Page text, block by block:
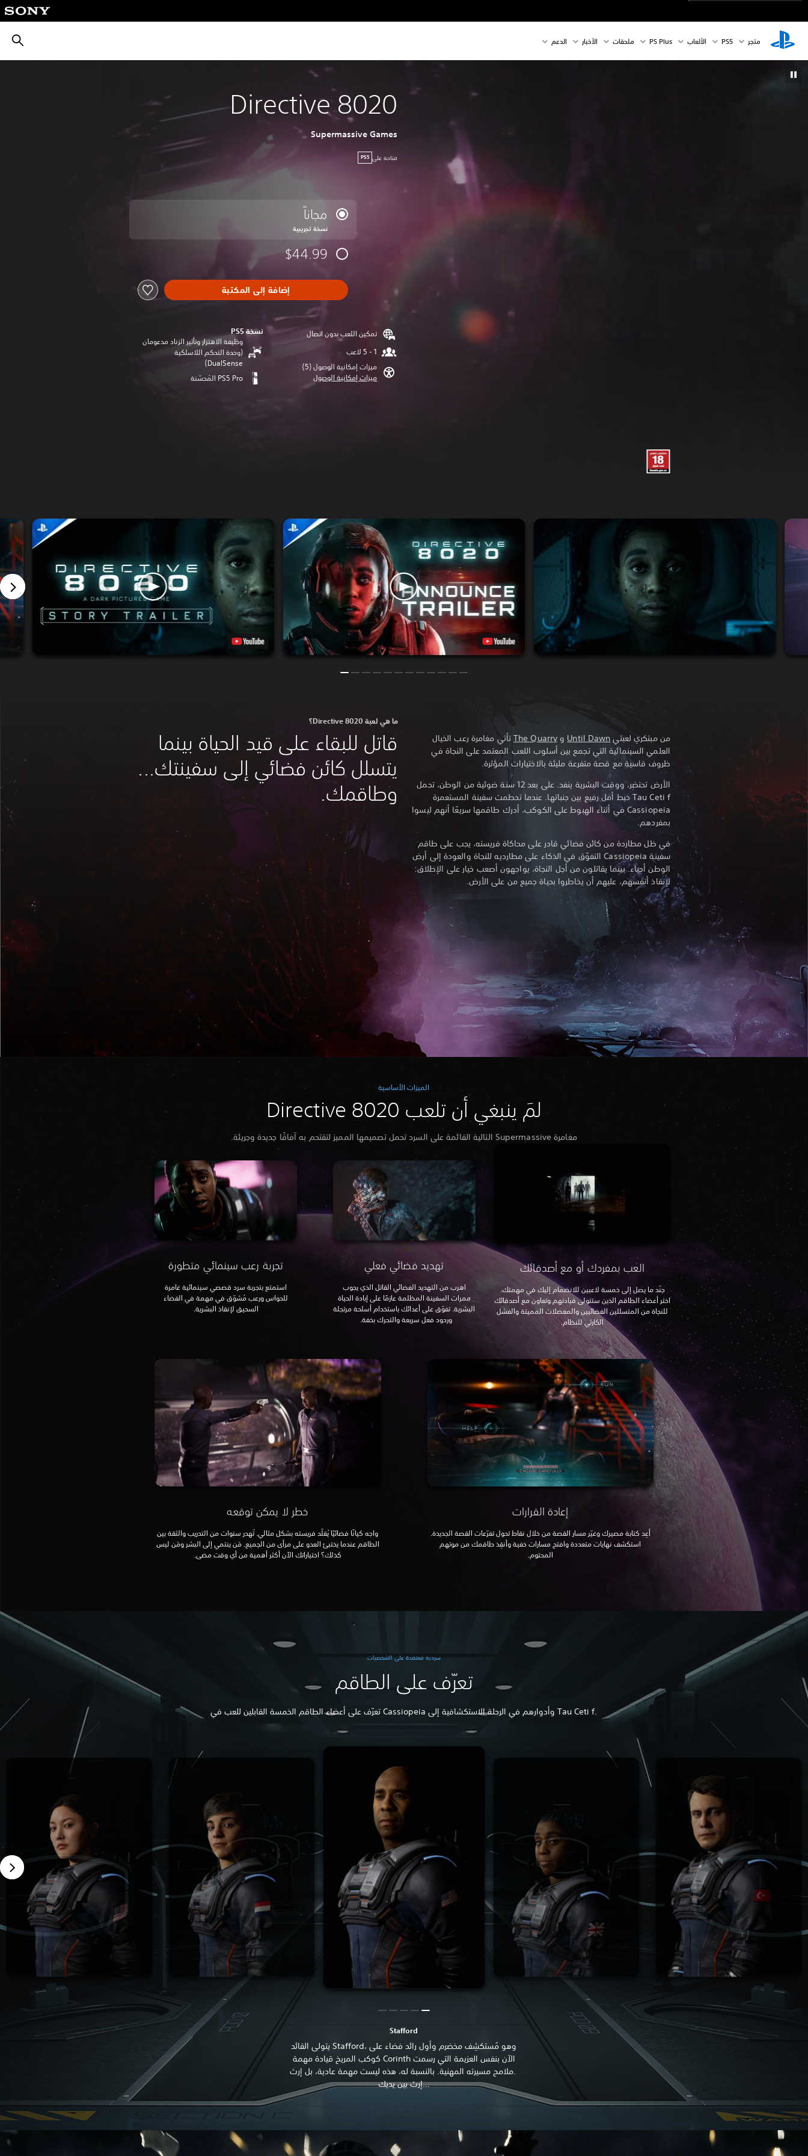
متجر PS5‏ الألعاب PS Plus ملحقات الأخبار الدعم
Directive 8020
Supermassive Games
متاحة على PS5
مجاناً
نسخة تجريبية
$44.99
إضافة إلى المكتبة
تمكين اللعب بدون اتصال
ميزات إمكانية الوصول (5)‏
ميزات إمكانية الوصول
نسخة PS5‏
وظيفة الاهتزاز وتأثير الزناد مدعومان
(وحدة التحكم اللاسلكية
DualSense‏)
ما هي لعبة Directive 8020؟
قاتل للبقاء على قيد الحياة بينما
يتسلل كائن فضائي إلى سفينتك...
وطاقمك.
من مبتكري لعبتي Until Dawn و The Quarryتأتي مغامرة رعب الخيال
العلمي السينمائية التي تجمع بين أسلوب اللعب المعتمد على النجاة في
ظروف قاسية مع قصة متفرعة مليئة بالاختيارات المؤثرة.
الأرض تحتضر، ووقت البشرية ينفد. على بعد 12 سنة ضوئية من الوطن، تحمل
Tau Ceti f خيط أمل رفيع بين جنباتها. عندما تحطمت سفينة المستعمرة
Cassiopeia في أثناء الهبوط على الكوكب، أدرك طاقمها سريعًا أنهم ليسوا
بمفردهم.
في ظل مطاردة من كائن فضائي قادر على محاكاة فريسته، يجب على طاقم
سفينة Cassiopeia التفوّق في الذكاء على مطارديه للنجاة والعودة إلى أرض
الوطن أحياء. بينما يقاتلون من أجل النجاة، يواجهون أصعب خيار على الإطلاق:
لإنقاذ أنفسهم، عليهم أن يخاطروا بحياة جميع من على الأرض.
الميزات الأساسية
لمَ ينبغي أن تلعب Directive 8020
مغامرة Supermassive التالية القائمة على السرد تحمل تصميمها المميز لتقتحم به آفاقًا جديدة وجريئة.
تجربة رعب سينمائي متطورة
استمتع بتجربة سرد قصصي سينمائية غامرة
للحواس ورعب مُشوّق في مهمة في الفضاء
السحيق لإنقاذ البشرية.
تهديد فضائي فعلي
اهرب من التهديد الفضائي القاتل الذي يجوب
ممرات السفينة المظلمة عازمًا على إبادة الحياة
البشرية. تفوّق على أعدائك باستخدام أسلحة مرتجلة
وردود فعل سريعة والتحرك بخفة.
العب بمفردك أو مع أصدقائك
جنّد ما يصل إلى خمسة لاعبين للانضمام إليك في مهمتك.
اختر أعضاء الطاقم الذين ستتولى قيادتهم وتعاون مع أصدقائك
للنجاة من المتسللين الفضائيين والمعضلات المميتة والفشل
الكارثي للنظام.
خطر لا يمكن توقعه
واجه كيانًا فضائيًا يُقلّد فريسته بشكل مثالي. تُهدر سنوات من التدريب والثقة بين
الطاقم عندما يختبئ العدو على مرأى من الجميع. مَن ينتمي إلى البشر ومَن ليس
كذلك؟ اختياراتك الآن أكثر أهمية من أي وقت مضى.
إعادة القرارات
أعِد كتابة مصيرك وغيّر مسار القصة من خلال نقاط تحول تفرّعات القصة الجديدة.
استكشف نهايات متعددة وافتح مسارات خفية وأنقِذ طاقمك من موتهم
المحتوم.
سردية معتمدة على الشخصيات
تعرّف على الطاقم
تعرّف على أعضاء الطاقم الخمسة القابلين للعب في Cassiopeia وأدوارهم في الرحلة الاستكشافية إلى Tau Ceti f.
Stafford
يتولى القائد Stafford، وهو مُستكشِف مخضرم وأول رائد فضاء على
كوكب المريخ قيادة مهمة Corinth الآن بنفس العزيمة التي رسمت
ملامح مسيرته المهنية. بالنسبة له، هذه ليست مهمة عادية، بل إرث.
إرث بين يديك...